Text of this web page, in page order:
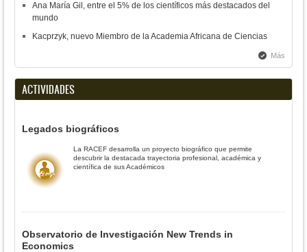
Ana María Gil, entre el 5% de los científicos más destacados del
mundo
Kacprzyk, nuevo Miembro de la Academia Africana de Ciencias
Más
ACTIVIDADES
Legados biográficos
La RACEF desarrolla un proyecto biográfico que permite
descubrir la destacada trayectoria profesional, académica y
científica de sus Académicos
Observatorio de Investigación New Trends in
Economics